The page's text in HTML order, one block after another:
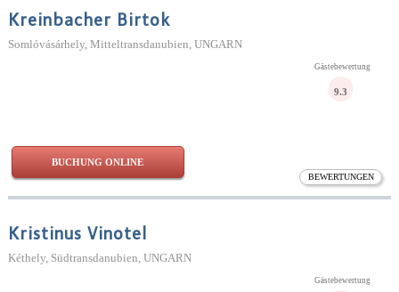
Kreinbacher Birtok
Somlóvásárhely, Mitteltransdanubien, UNGARN
BEWERTUNGEN
Gästebewertung
9.3
BUCHUNG ONLINE
Kristinus Vinotel
Kéthely, Südtransdanubien, UNGARN
Gästebewertung